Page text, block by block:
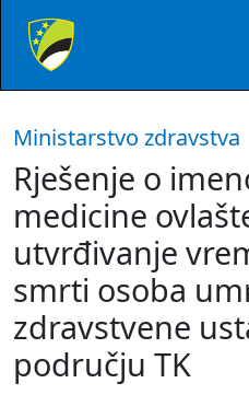
Ministarstvo zdravstva
Rješenje o
medicine
utvrđivanje
smrti osoba
zdravstvene
području TK